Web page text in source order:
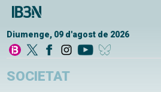
Diumenge, 09 d'agost de 2026
SOCIETAT